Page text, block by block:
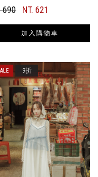
690 NT. 621
加入購物車
9折